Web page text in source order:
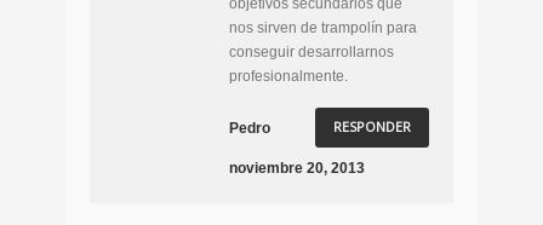
objetivos secundarios que
nos sirven de trampolín para
conseguir desarrollarnos
profesionalmente.
Pedro RESPONDER
noviembre 20, 2013